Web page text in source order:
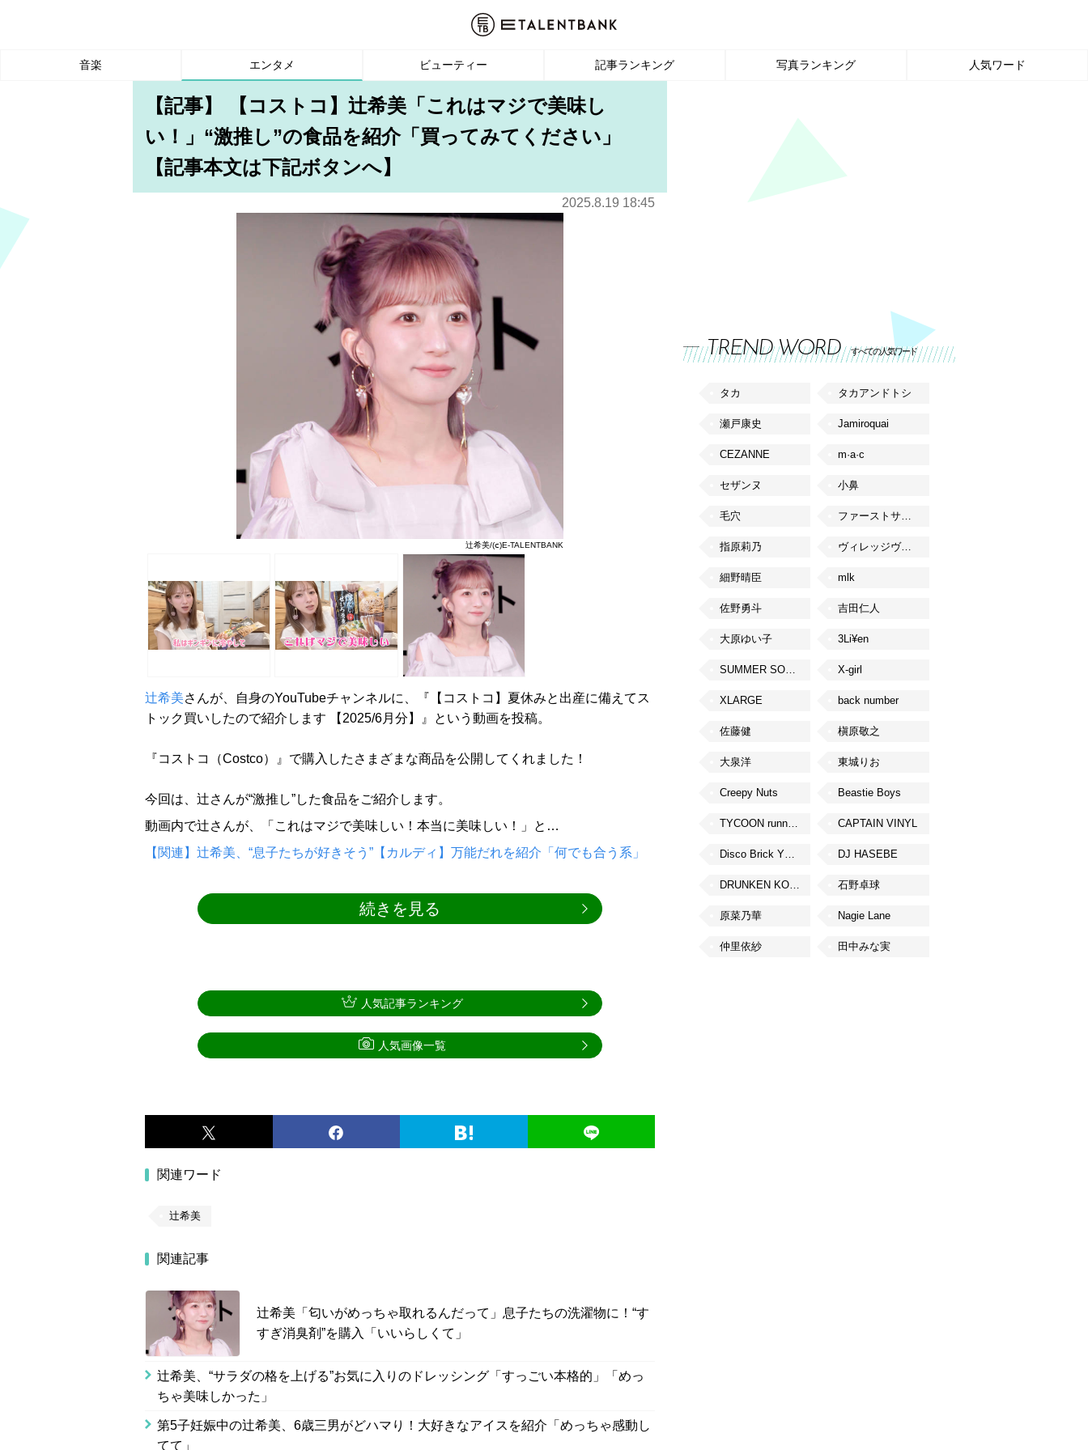
音楽 エンタメ ビューティー 記事ランキング 写真ランキング 人気ワード
【記事】 【コストコ】辻希美「これはマジで美味し
い！」“激推し”の食品を紹介「買ってみてください」
【記事本文は下記ボタンへ】
2025.8.19 18:45
辻希美/(ⅽ)E-TALENTBANK
辻希美さんが、自身のYouTubeチャンネルに、『【コストコ】夏休みと出産に備えてス
トック買いしたので紹介します 【2025/6月分】』という動画を投稿。
『コストコ（Costco）』で購入したさまざまな商品を公開してくれました！
今回は、辻さんが“激推し”した食品をご紹介します。
動画内で辻さんが、「これはマジで美味しい！本当に美味しい！」と…
【関連】辻希美、“息子たちが好きそう”【カルディ】万能だれを紹介「何でも合う系」
続きを見る
関連ワード
辻希美
関連記事
辻希美「匂いがめっちゃ取れるんだって」息子たちの洗濯物に！“す
すぎ消臭剤”を購入「いいらしくて」
辻希美、“サラダの格を上げる”お気に入りのドレッシング「すっごい本格的」「めっ
ちゃ美味しかった」
第5子妊娠中の辻希美、6歳三男がどハマり！大好きなアイスを紹介「めっちゃ感動し
てて」
人気記事ランキング
人気画像一覧
TREND WORD すべての人気ワード
タカ タカアンドトシ
瀬戸康史 Jamiroquai
CEZANNE m·a·c
セザンヌ 小鼻
毛穴 ファーストサマーウイカ
指原莉乃 ヴィレッジヴァンガード
細野晴臣 mlk
佐野勇斗 吉田仁人
大原ゆい子 3Li¥en
SUMMER SONIC X-girl
XLARGE back number
佐藤健 槇原敬之
大泉洋 東城りお
Creepy Nuts Beastie Boys
TYCOON running CAPTAIN VINYL
Disco Brick YOKOHAMA DJ HASEBE
DRUNKEN KONG 石野卓球
原菜乃華 Nagie Lane
仲里依紗 田中みな実